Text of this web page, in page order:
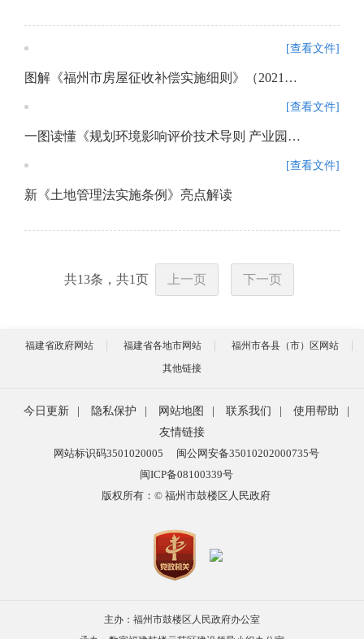
[查看文件]
图解《福州市房屋征收补偿实施细则》（2021年修订版）政策解读
[查看文件]
一图读懂《规划环境影响评价技术导则 产业园区》（HJ 131-2021）
[查看文件]
新《土地管理法实施条例》亮点解读
共13条，共1页 上一页 下一页
福建省政府网站 福建省各地市网站
福州市各县（市）区网站
其他链接
今日更新 隐私保护 网站地图 联系我们 使用帮助
友情链接
网站标识码3501020005
闽公网安备35010202000735号
闽ICP备08100339号
版权所有：© 福州市鼓楼区人民政府
主办：福州市鼓楼区人民政府办公室